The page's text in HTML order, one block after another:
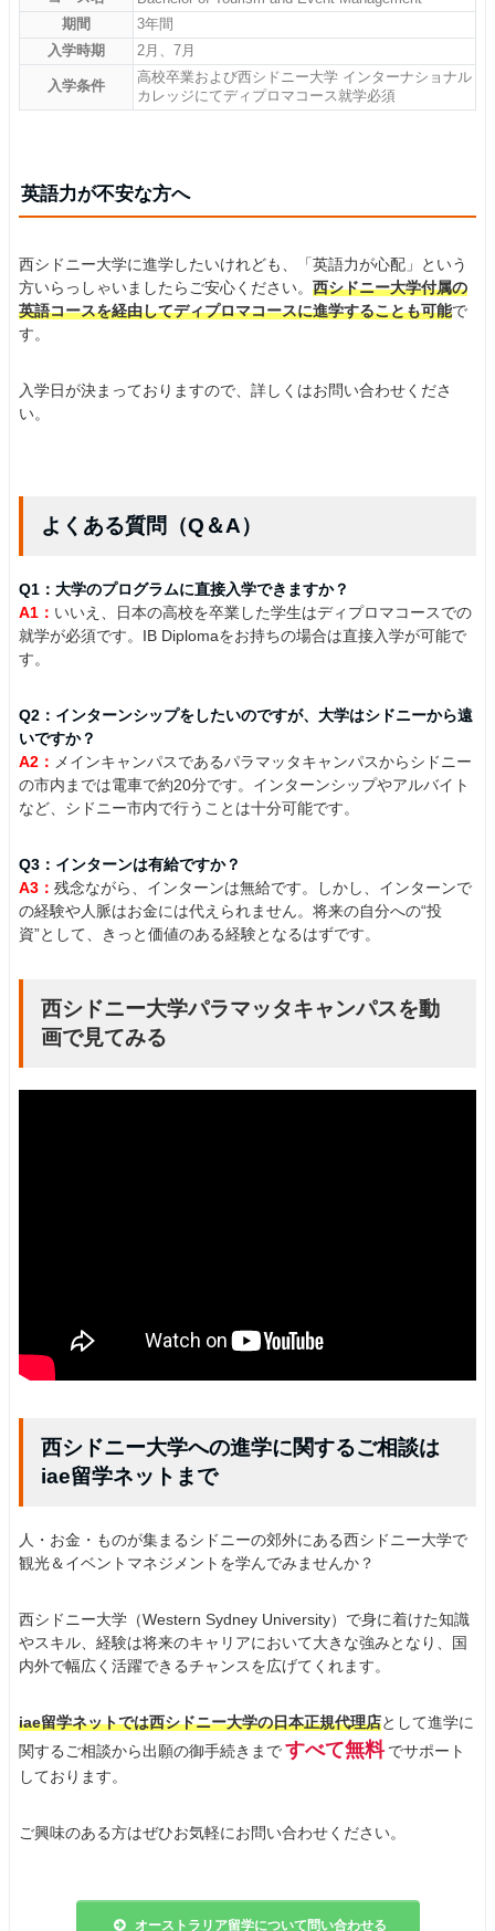
期間
3年間
入学時期
2月、7月
入学条件
高校卒業および西シドニー大学 インターナショナル
カレッジにてディプロマコース就学必須
英語力が不安な方へ
西シドニー大学に進学したいけれども、「英語力が心配」という
方いらっしゃいましたらご安心ください。 西シドニー大学付属の
英語コースを経由してディプロマコースに進学することも可能で
す。
入学日が決まっておりますので、詳しくはお問い合わせくださ
い。
よくある質問（Q＆A）
Q1：大学のプログラムに直接入学できますか？
A1： いいえ、日本の高校を卒業した学生はディプロマコースでの
就学が必須です。IB Diplomaをお持ちの場合は直接入学が可能で
す。
Q2：インターンシップをしたいのですが、大学はシドニーから遠
いですか？
A2： メインキャンパスであるパラマッタキャンパスからシドニー
の市内までは電車で約20分です。インターンシップやアルバイト
など、シドニー市内で行うことは十分可能です。
Q3：インターンは有給ですか？
A3： 残念ながら、インターンは無給です。しかし、インターンで
の経験や人脈はお金には代えられません。将来の自分への“投
資”として、きっと価値のある経験となるはずです。
西シドニー大学パラマッタキャンパスを動
画で見てみる
西シドニー大学への進学に関するご相談は
iae留学ネットまで
人・お金・ものが集まるシドニーの郊外にある西シドニー大学で
観光＆イベントマネジメントを学んでみませんか？
西シドニー大学（Western Sydney University）で身に着けた知識
やスキル、経験は将来のキャリアにおいて大きな強みとなり、国
内外で幅広く活躍できるチャンスを広げてくれます。
iae留学ネットでは西シドニー大学の日本正規代理店として進学に
関するご相談から出願の御手続きまで すべて無料 でサポート
しております。
ご興味のある方はぜひお気軽にお問い合わせください。
オーストラリア留学について問い合わせる